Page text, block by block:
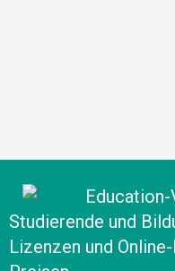
Studierende und
Lizenzen und